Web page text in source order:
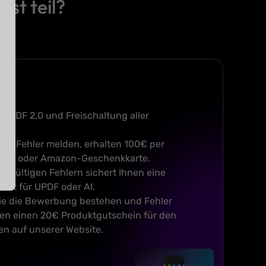
Ihr Weg
Sie die Benutzeroberfläche,
Symbolleiste und den
an.
Umbenannt, Neu
teil?
UPDF 2.0 und Freischaltung aller
Fehler melden, erhalten 100€ per
oder Amazon-Geschenkkarte.
gültigen Fehlern sichert Ihnen eine
für UPDF oder AI.
die Bewerbung bestehen und Fehler
einen 20€ Produktgutschein für den
auf unserer Website.